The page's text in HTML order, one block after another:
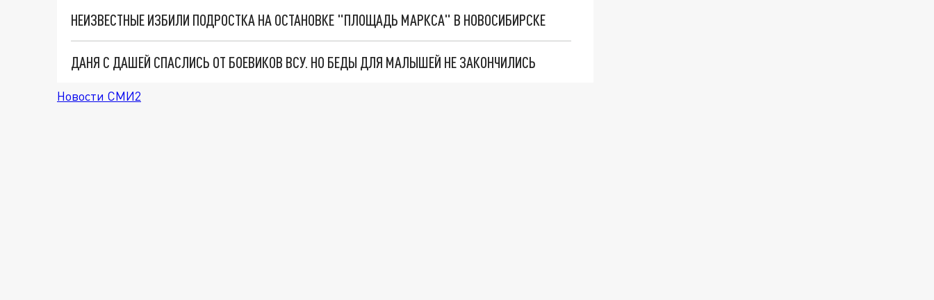
НЕИЗВЕСТНЫЕ ИЗБИЛИ ПОДРОСТКА НА ОСТАНОВКЕ "ПЛОЩАДЬ МАРКСА" В НОВОСИБИРСКЕ
ДАНЯ С ДАШЕЙ СПАСЛИСЬ ОТ БОЕВИКОВ ВСУ. НО БЕДЫ ДЛЯ МАЛЫШЕЙ НЕ ЗАКОНЧИЛИСЬ
Новости СМИ2